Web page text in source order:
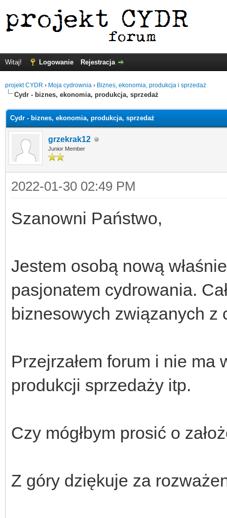
Witaj! Logowanie Rejestracja
projekt CYDR › Moja cydrownia › Biznes, ekonomia, produkcja i sprzedaż
Cydr - biznes, ekonomia, produkcja, sprzedaż
Cydr - biznes, ekonomia, produkcja, sprzedaż
grzekrak12
Junior Member
2022-01-30 02:49 PM
Szanowni Państwo,
Jestem osobą nową
pasjonatem cydrowania.
biznesowych związanych z
Przejrzałem forum i nie
produkcji sprzedaży itp.
Czy mógłbym prosić o
Z góry dziękuje za